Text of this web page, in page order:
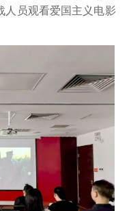
人员观看爱国主义电影